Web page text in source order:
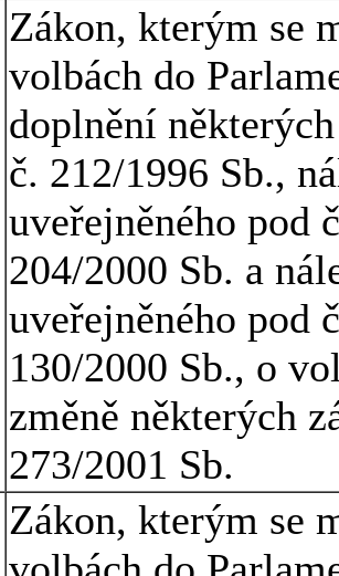
Zákon, kterým se
volbách do
doplnění
č. 212/1996 Sb.,
uveřejněného pod
204/2000 Sb. a
uveřejněného pod
130/2000 Sb., o
změně některých
273/2001 Sb.
Zákon, kterým se